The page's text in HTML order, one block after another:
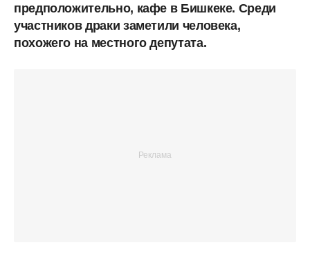
предположительно, кафе в Бишкеке. Среди
участников драки заметили человека,
похожего на местного депутата.